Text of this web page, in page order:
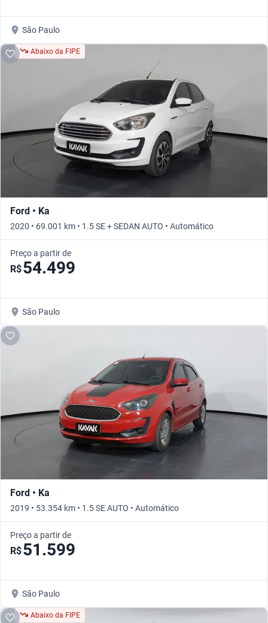
São Paulo
Abaixo da FIPE
Ford • Ka
2020 • 69.001 km • 1.5 SE + SEDAN AUTO • Automático
Preço a partir de
R$54.499
São Paulo
Ford • Ka
2019 • 53.354 km • 1.5 SE AUTO • Automático
Preço a partir de
R$51.599
São Paulo
Abaixo da FIPE